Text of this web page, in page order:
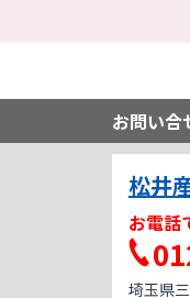
お問い合
松井
お電話
埼玉県